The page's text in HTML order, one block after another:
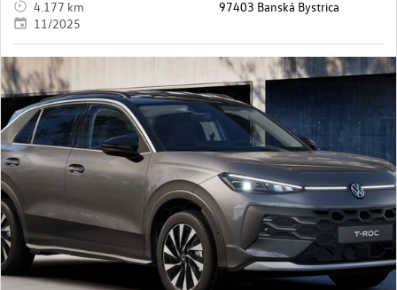
4.177 km
11/2025
97403 Banská Bystrica